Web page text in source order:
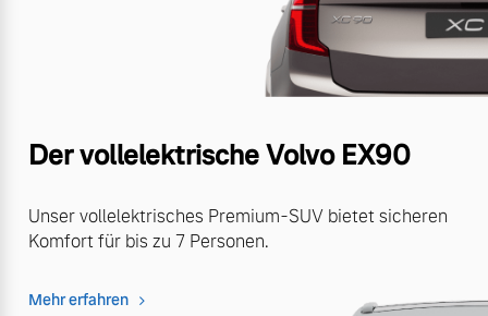
Der vollelektrische Volvo EX90
Unser vollelektrisches Premium-SUV bietet sicheren
Komfort für bis zu 7 Personen.
Mehr erfahren